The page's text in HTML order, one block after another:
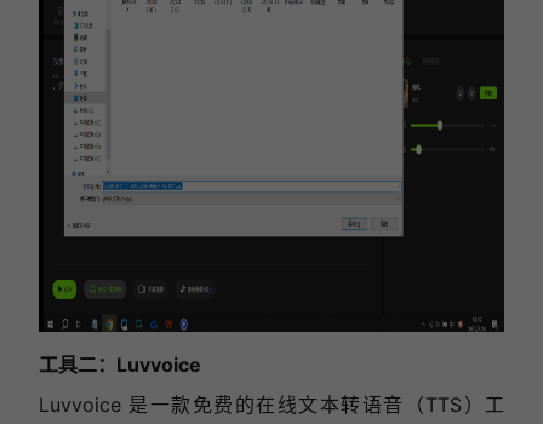
工具二：Luvvoice
Luvvoice 是一款免费的在线文本转语音（TTS）工